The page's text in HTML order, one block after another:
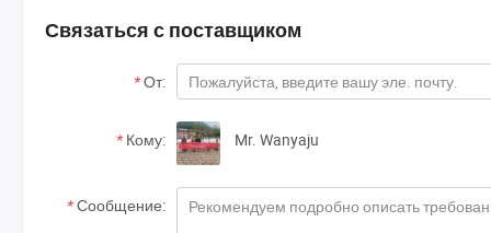
Связаться с поставщиком
*От:
* Кому: Mr. Wanyaju
*Сообщение: